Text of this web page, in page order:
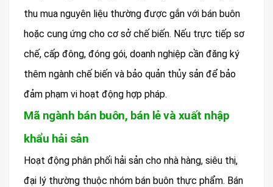
thu mua nguyên liệu thường được gắn với bán buôn
hoặc cung ứng cho cơ sở chế biến. Nếu trực tiếp sơ
chế, cấp đông, đóng gói, doanh nghiệp cần đăng ký
thêm ngành chế biến và bảo quản thủy sản để bảo
đảm phạm vi hoạt động hợp pháp.
Mã ngành bán buôn, bán lẻ và xuất nhập
khẩu hải sản
Hoạt động phân phối hải sản cho nhà hàng, siêu thị,
đại lý thường thuộc nhóm bán buôn thực phẩm. Bán